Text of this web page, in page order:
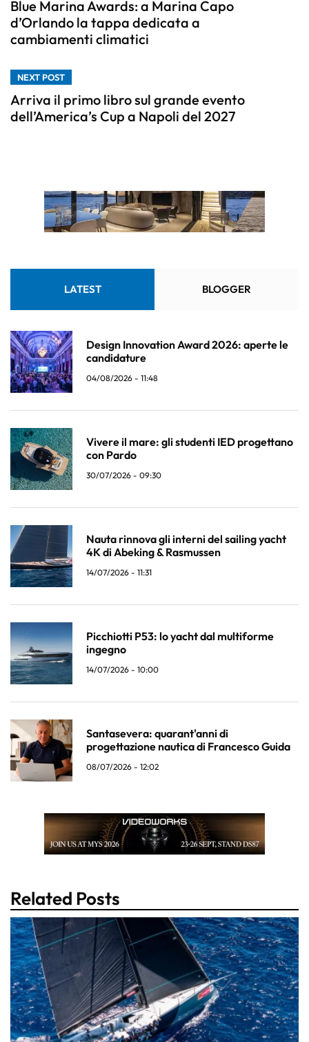
Blue Marina Awards: a Marina Capo
d’Orlando la tappa dedicata a
cambiamenti climatici
NEXT POST
Arriva il primo libro sul grande evento
dell’America’s Cup a Napoli del 2027
LATEST BLOGGER
Design Innovation Award 2026: aperte le
candidature
04/08/2026 - 11:48
Vivere il mare: gli studenti IED progettano
con Pardo
30/07/2026 - 09:30
Nauta rinnova gli interni del sailing yacht
4K di Abeking & Rasmussen
14/07/2026 - 11:31
Picchiotti P53: lo yacht dal multiforme
ingegno
14/07/2026 - 10:00
Santasevera: quarant'anni di
progettazione nautica di Francesco Guida
08/07/2026 - 12:02
Related Posts